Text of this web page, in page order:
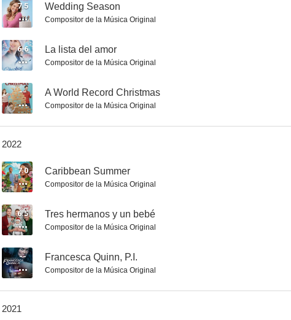
7.5 Wedding Season
Compositor de la Música Original
6.6 La lista del amor
Compositor de la Música Original
-- A World Record Christmas
Compositor de la Música Original
2022
7.0 Caribbean Summer
Compositor de la Música Original
6.5 Tres hermanos y un bebé
Compositor de la Música Original
-- Francesca Quinn, P.I.
Compositor de la Música Original
2021